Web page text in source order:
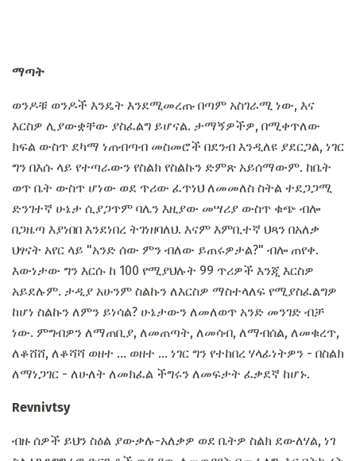
ማጣት
ወንዶቹ ወንዶች እንዴት እንደሚመረጡ በጣም አስገራሚ ነው, እና
እርስዎ ሊያውቋቸው ያስፈልግ ይሆናል. ታማኝዎችዎ, በሚቀጥለው
ክፍል ውስጥ ደካማ ነጠብጣብ መስመሮች በደንብ እንዲለዩ ያደርጋል, ነገር
ግን በእሱ ላይ የተጣራውን የስልክ የስልኩን ድምጽ አይሰማውም. ከቤት
ወጥ ቤት ውስጥ ሆነው ወደ ጥሪው ፈጥነህ ለመመለስ ስትል ተደጋጋሚ
ድንገተኛ ሁኔታ ሲያጋጥም ባሌን እዚያው መሣሪያ ውስጥ ቁጭ ብሎ
በጋዜጣ እያነበበ እንደነበረ ትገነዘባለህ. እናም እምቢተኛ ህጻን በአለቃ
ህፃናት አየር ላይ "አንድ ሰው ምን ብለው ይጠሩዎታል?" ብሎ ጠየቀ.
እውነታው ግን እርሱ ከ 100 የሚያህሉት 99 ጥሪዎች እንጂ እርስዎ
አይደሉም. ታዲያ አሁንም ስልኩን ለእርስዎ ማስተላለፍ የሚያስፈልግዎ
ከሆነ ስልኩን ለምን ይነሳል? ሁኔታውን ለመለወጥ አንድ መንገድ ብቻ
ነው. ምግብዎን ለማጠቢያ, ለመጠጣት, ለመሳብ, ለማብሰል, ለመቁረጥ,
ለቆሸሸ, ለቆሻሻ ወዘተ ... ወዘተ ... ነገር ግን የተከበረ ሃላፊነትዎን - በስልክ
ለማነጋገር - ለሁለት ለመክፈል ችግሩን ለመፍታት ፈቃደኛ ከሆኑ.
Revnivtsy
ብዙ ሰዎች ይህን ስዕል ያውቃሉ-አለቃዎ ወደ ቤትዎ ስልክ ደውለሃል, ነገ